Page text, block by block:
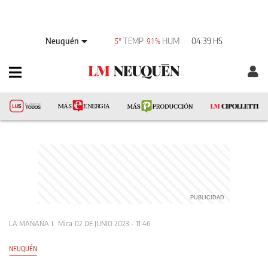
Neuquén 5°TEMP 91% HUM 04:39 HS
LA MAÑANA Mica 02 DE JUNIO 2023 - 11:46
NEUQUÉN